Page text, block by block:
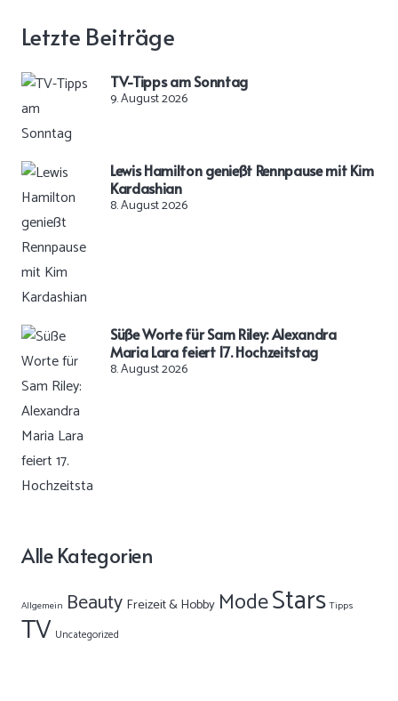
Letzte Beiträge
TV-Tipps am Sonntag
9. August 2026
Lewis Hamilton genießt Rennpause mit Kim
Kardashian
8. August 2026
Süße Worte für Sam Riley: Alexandra
Maria Lara feiert 17. Hochzeitstag
8. August 2026
Alle Kategorien
Allgemein Beauty Freizeit & Hobby ModeStars Tipps
TV Uncategorized